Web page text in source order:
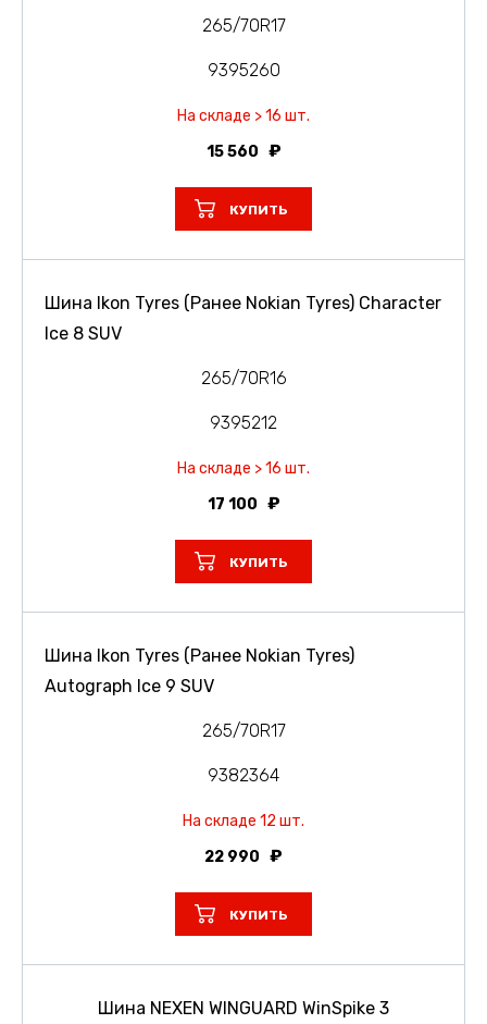
265/70R17
9395260
На складе > 16 шт.
15 560
КУПИТЬ
Шина Ikon Tyres (Ранее Nokian Tyres) Character
Ice 8 SUV
265/70R16
9395212
На складе > 16 шт.
17 100
КУПИТЬ
Шина Ikon Tyres (Ранее Nokian Tyres)
Autograph Ice 9 SUV
265/70R17
9382364
На складе 12 шт.
22 990
КУПИТЬ
Шина NEXEN WINGUARD WinSpike 3